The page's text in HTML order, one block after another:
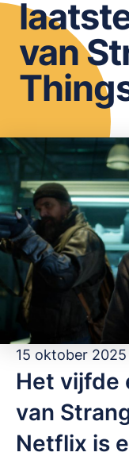
van
15 oktober
Het vijfde
van
Netflix is